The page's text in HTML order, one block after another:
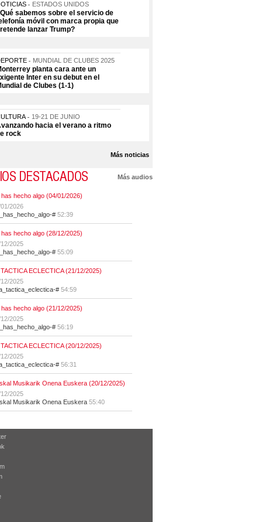
ESTADOS UNIDOS
sabemos sobre el servicio de
móvil con marca propia que
lanzar Trump?
MUNDIAL DE CLUBES 2025
planta cara ante un
Inter en su debut en el
de Clubes (1-1)
19-21 DE JUNIO
hacia el verano a ritmo
rock
Más noticias
DESTACADOS Más audios
hecho algo (04/01/2026)
2026
# 52:39
hecho algo (28/12/2025)
2025
# 55:09
TACTICA ECLECTICA (21/12/2025)
2025
# 54:59
hecho algo (21/12/2025)
2025
# 56:19
TACTICA ECLECTICA (20/12/2025)
2025
# 56:31
Musikarik Onena Euskera (20/12/2025)
2025
Musikarik Onena Euskera 55:40